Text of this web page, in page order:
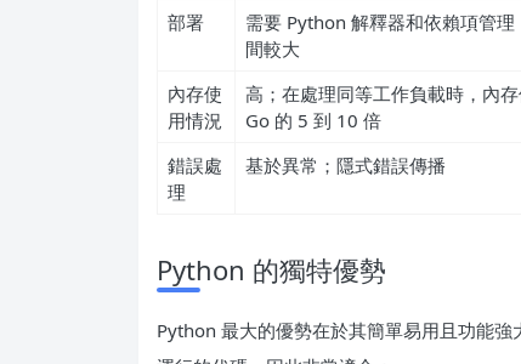
部署
需要 Python 解釋器和依賴項管理
間較大
內存使
用情況
高；在處理同等工作負載時，內
Go 的 5 到 10 倍
錯誤處
理
基於異常；隱式錯誤傳播
Python 的獨特優勢
Python 最大的優勢在於其簡單易用且功能